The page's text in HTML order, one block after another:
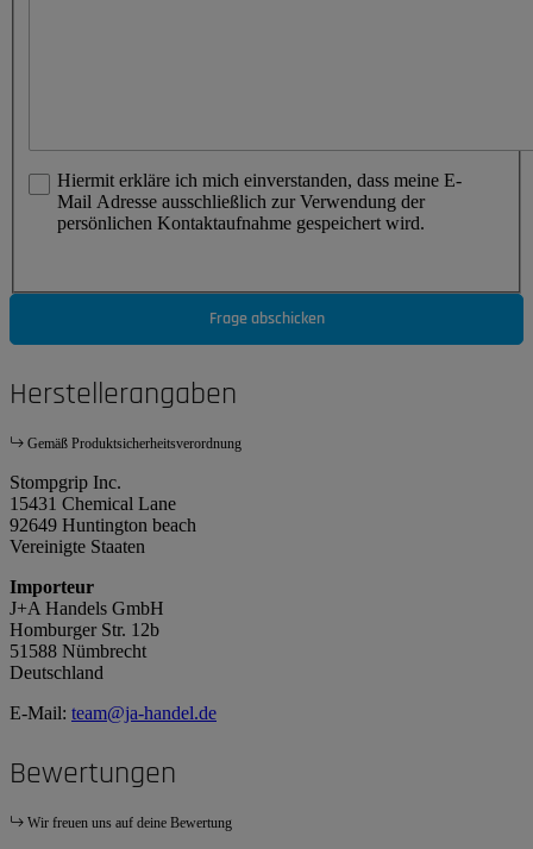
Hiermit erkläre ich mich einverstanden, dass meine E-
Mail Adresse ausschließlich zur Verwendung der
persönlichen Kontaktaufnahme gespeichert wird.
Frage abschicken
Herstellerangaben
Gemäß Produktsicherheitsverordnung
Stompgrip Inc.
15431 Chemical Lane
92649 Huntington beach
Vereinigte Staaten
Importeur
J+A Handels GmbH
Homburger Str. 12b
51588 Nümbrecht
Deutschland
E-Mail: team@ja-handel.de
Bewertungen
Wir freuen uns auf deine Bewertung